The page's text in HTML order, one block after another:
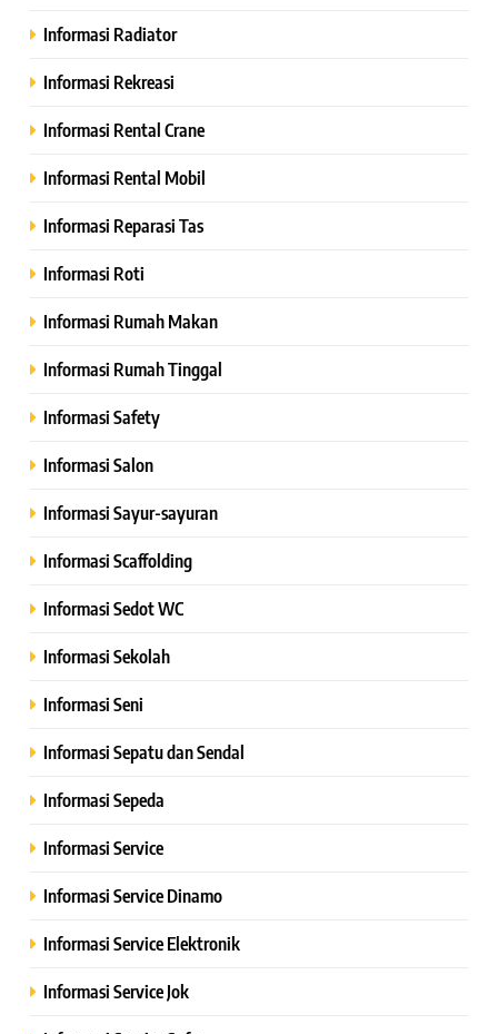
Informasi Radiator
Informasi Rekreasi
Informasi Rental Crane
Informasi Rental Mobil
Informasi Reparasi Tas
Informasi Roti
Informasi Rumah Makan
Informasi Rumah Tinggal
Informasi Safety
Informasi Salon
Informasi Sayur-sayuran
Informasi Scaffolding
Informasi Sedot WC
Informasi Sekolah
Informasi Seni
Informasi Sepatu dan Sendal
Informasi Sepeda
Informasi Service
Informasi Service Dinamo
Informasi Service Elektronik
Informasi Service Jok